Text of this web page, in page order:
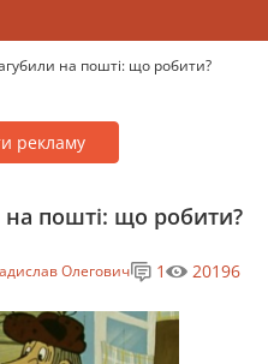
на пошті: що робити?
рекламу
пошті: що робити?
Олегович
1 20196